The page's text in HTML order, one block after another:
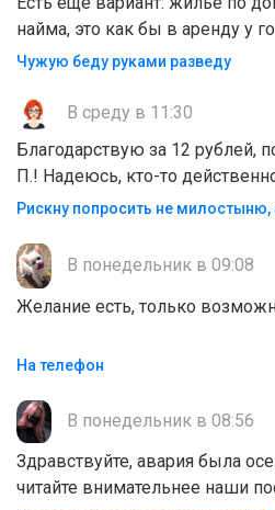
найма, это как бы в аренду у
Чужую беду руками разведу
В среду в 11:30
Благодарствую за 12 рублей,
П.! Надеюсь, кто-то
Рискну попросить не
В понедельник в 09:08
Желание есть, только
На телефон
В понедельник в 08:56
Здравствуйте, авария была
читайте внимательнее наши